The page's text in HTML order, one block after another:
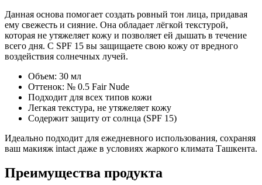
Данная основа помогает создать ровный тон лица, придавая
ему свежесть и сияние. Она обладает лёгкой текстурой,
которая не утяжеляет кожу и позволяет ей дышать в течение
всего дня. С SPF 15 вы защищаете свою кожу от вредного
воздействия солнечных лучей.
Объем: 30 мл
Оттенок: № 0.5 Fair Nude
Подходит для всех типов кожи
Легкая текстура, не утяжеляет кожу
Содержит защиту от солнца (SPF 15)
Идеально подходит для ежедневного использования, сохраняя
ваш макияж intact даже в условиях жаркого климата Ташкента.
Преимущества продукта